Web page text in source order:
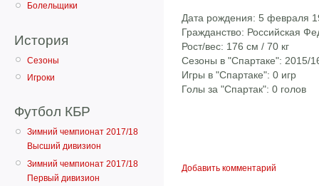
Болельщики
История
Сезоны
Игроки
Футбол КБР
Зимний чемпионат 2017/18
Высший дивизион
Зимний чемпионат 2017/18
Первый дивизион
Дата рождения: 5 февраля
Гражданство: Российская
Рост/вес: 176 см / 70 кг
Сезоны в "Спартаке": 2015/
Игры в "Спартаке": 0 игр
Голы за "Спартак": 0 голов
Добавить комментарий